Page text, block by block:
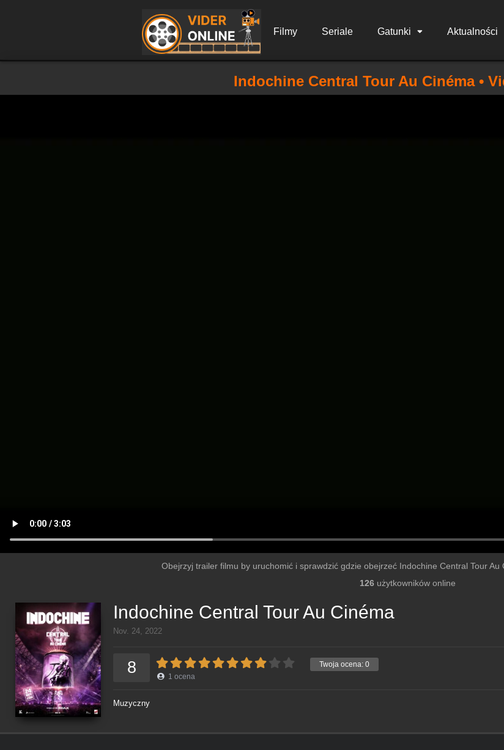
Filmy Seriale Gatunki Aktualności
Indochine Central Tour Au Cinéma •
Obejrzyj trailer filmu by uruchomić i sprawdzić gdzie obejrzeć Indochine Central Tour Au
126użytkowników online
Indochine Central Tour Au Cinéma
Nov. 24, 2022
Twoja ocena: 0
8 1 ocena
Muzyczny